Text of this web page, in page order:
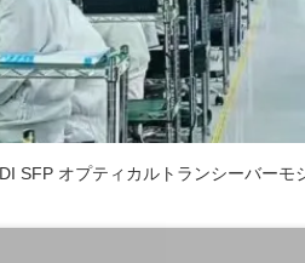
SFP オプティカルトランシーバーモ